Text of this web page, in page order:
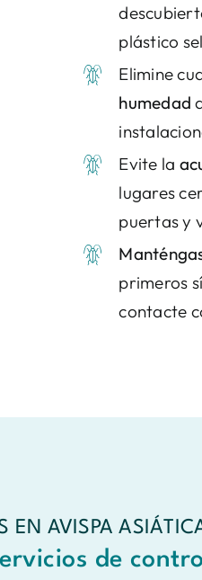
plástico
Elimine
humedad
Evite la
lugares
puertas y
primeros
contacte
EN AVISPA
de